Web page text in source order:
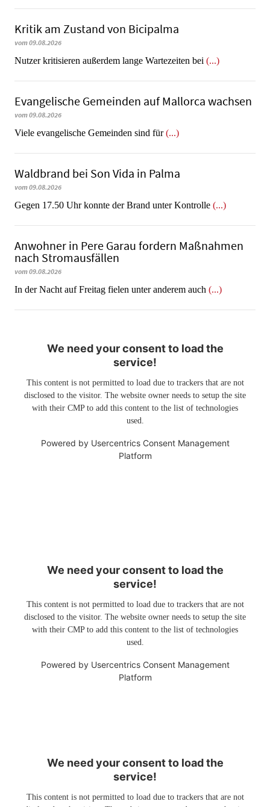
Kritik am Zustand von Bicipalma
vom 09.08.2026
Nutzer kritisieren außerdem lange Wartezeiten bei (...)
Evangelische Gemeinden auf Mallorca wachsen
vom 09.08.2026
Viele evangelische Gemeinden sind für(...)
Waldbrand bei Son Vida in Palma
vom 09.08.2026
Gegen 17.50 Uhr konnte der Brand unter Kontrolle (...)
Anwohner in Pere Garau fordern Maßnahmen
nach Stromausfällen
vom 09.08.2026
In der Nacht auf Freitag fielen unter anderem auch (...)
We need your consent to load the
service!
This content is not permitted to load due to trackers that are not
disclosed to the visitor. The website owner needs to setup the site
with their CMP to add this content to the list of technologies
used.
Powered by Usercentrics Consent Management
Platform
We need your consent to load the
service!
This content is not permitted to load due to trackers that are not
disclosed to the visitor. The website owner needs to setup the site
with their CMP to add this content to the list of technologies
used.
Powered by Usercentrics Consent Management
Platform
We need your consent to load the
service!
This content is not permitted to load due to trackers that are not